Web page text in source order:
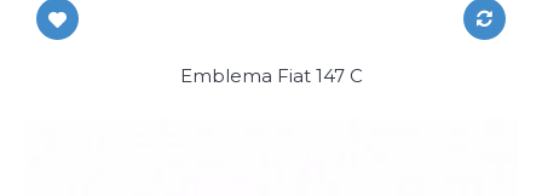
Emblema Fiat 147 C